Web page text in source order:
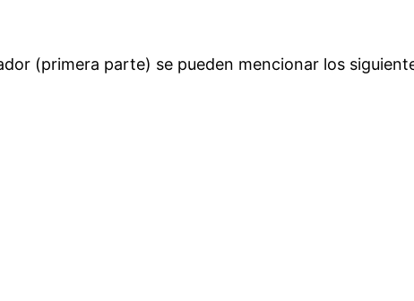
(primera parte) se pueden mencionar los